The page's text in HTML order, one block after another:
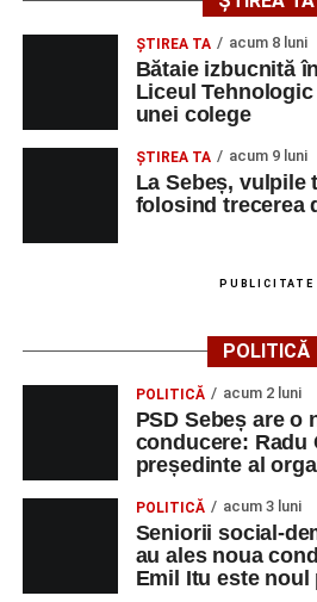
Napoca).
AcompaniazăCluj Tango
Irina Indrei – pian
Robert Indrei – bandoneon
Milena Vădan – vioară
Emanuel Elcean – contrabas
Adrian Lup – violoncel
Vlad Dordea.
Piața Primăriei
Orele 17.00–20.00– Punct oficial
SÂMBĂTĂ, 22
ŞTIREA TA acum 8 luni
Bătaie izbucnită
Liceul
unei colege
ŞTIREA TA acum 9 luni
La Sebeș, vulpile
folosind trecerea
PUBLICITATE
POLITICĂ
POLITICĂ acum 2 luni
PSD Sebeș are o
conducere: Radu
președinte al
POLITICĂ acum 3 luni
Seniorii social-
au ales noua
Emil Itu este noul